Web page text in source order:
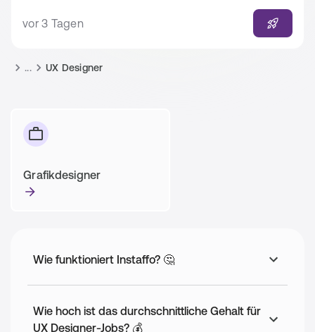
vor 3 Tagen
... UX Designer
Grafikdesigner
Wie funktioniert Instaffo? 🤔
Wie hoch ist das durchschnittliche Gehalt für
UX Designer-Jobs? 💰